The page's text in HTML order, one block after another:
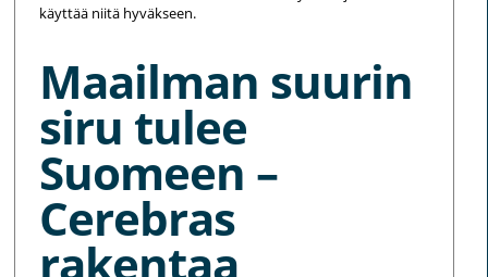
käyttää niitä hyväkseen.
Maailman suurin
siru tulee
Suomeen –
Cerebras
rakentaa